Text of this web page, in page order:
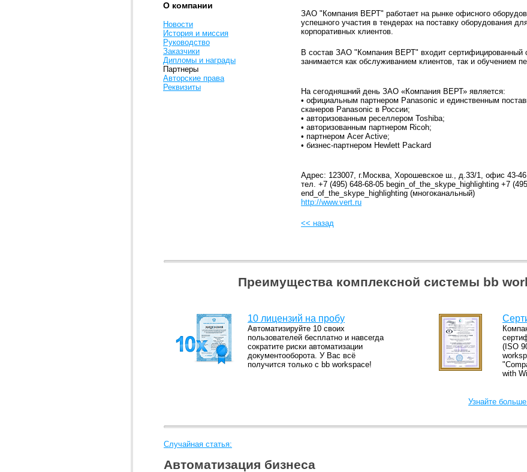
О компании
Новости
История и миссия
Руководство
Заказчики
Дипломы и награды
Партнеры
Авторские права
Реквизиты
ЗАО "Компания ВЕРТ" работает на рынке офисного
успешного участия в тендерах на поставку оборудования
корпоративных клиентов.
В состав ЗАО "Компания ВЕРТ" входит сертифицированный
занимается как обслуживанием клиентов, так и обучением
На сегодняшний день ЗАО «Компания ВЕРТ» является:
• официальным партнером Panasonic и единственным
сканеров Panasonic в России;
• авторизованным реселлером Toshiba;
• авторизованным партнером Ricoh;
• партнером Acer Active;
• бизнес-партнером Hewlett Packard
Адрес: 123007, г.Москва, Хорошевское ш., д.33/1, офис 43-46
тел. +7 (495) 648-68-05 begin_of_the_skype_highlighting +7
end_of_the_skype_highlighting (многоканальный)
http://www.vert.ru
<< назад
Преимущества комплексной системы bb
10 лицензий на пробу
Автоматизируйте 10 своих
пользователей бесплатно и навсегда
сократите риски автоматизации
документооборота. У Вас всё
получится только с bb workspace!
(ISO
with
Узнайте
Случайная статья:
Автоматизация бизнеса